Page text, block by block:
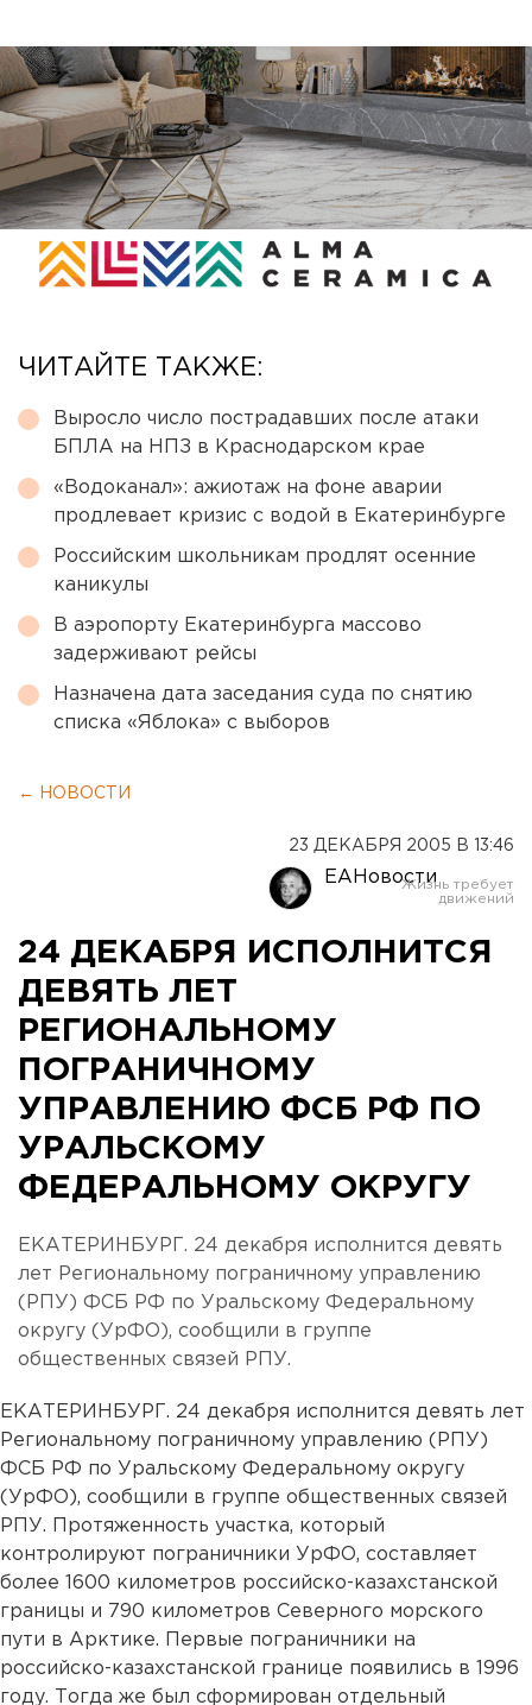
ЧИТАЙТЕ ТАКЖЕ:
Выросло число пострадавших после атаки
БПЛА на НПЗ в Краснодарском крае
«Водоканал»: ажиотаж на фоне аварии
продлевает кризис с водой в Екатеринбурге
Российским школьникам продлят осенние
каникулы
В аэропорту Екатеринбурга массово
задерживают рейсы
Назначена дата заседания суда по снятию
списка «Яблока» с выборов
← НОВОСТИ
23 ДЕКАБРЯ 2005 В 13:46
ЕАНовости
24 ДЕКАБРЯ ИСПОЛНИТСЯ
ДЕВЯТЬ ЛЕТ
РЕГИОНАЛЬНОМУ
ПОГРАНИЧНОМУ
УПРАВЛЕНИЮ ФСБ РФ ПО
УРАЛЬСКОМУ
ФЕДЕРАЛЬНОМУ ОКРУГУ
ЕКАТЕРИНБУРГ. 24 декабря исполнится девять
лет Региональному пограничному управлению
(РПУ) ФСБ РФ по Уральскому Федеральному
округу (УрФО), сообщили в группе
общественных связей РПУ.
ЕКАТЕРИНБУРГ. 24 декабря исполнится девять лет
Региональному пограничному управлению (РПУ)
ФСБ РФ по Уральскому Федеральному округу
(УрФО), сообщили в группе общественных связей
РПУ. Протяженность участка, который
контролируют пограничники УрФО, составляет
более 1600 километров российско-казахстанской
границы и 790 километров Северного морского
пути в Арктике. Первые пограничники на
российско-казахстанской границе появились в 1996
году. Тогда же был сформирован отдельный